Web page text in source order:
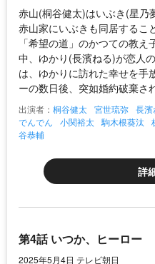
赤山(桐谷健太)はいぶき(星乃
赤山家にいぶきも同居するこ
「希望の道」のかつての教
中、ゆかり(長濱ねる)が恋人
は、ゆかりに訪れた幸せを手
ーの数日後、突如婚約破棄さ
出演者： 桐谷健太 宮世琉弥 長濱
でんでん
小関裕太 駒木根葵汰
谷恭輔
詳
第4話 いつか、ヒーロー
2025年5月4日 テレビ朝日